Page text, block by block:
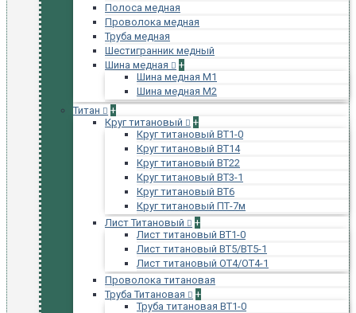
Полоса медная
Проволока медная
Труба медная
Шестигранник медный
Шина медная
+
Шина медная М1
Шина медная М2
Титан
+
Круг титановый
+
Круг титановый ВТ1-0
Круг титановый ВТ14
Круг титановый ВТ22
Круг титановый ВТ3-1
Круг титановый ВТ6
Круг титановый ПТ-7м
Лист Титановый
+
Лист титановый ВТ1-0
Лист титановый ВТ5/ВТ5-1
Лист титановый ОТ4/ОТ4-1
Проволока титановая
Труба Титановая
+
Труба титановая ВТ1-0